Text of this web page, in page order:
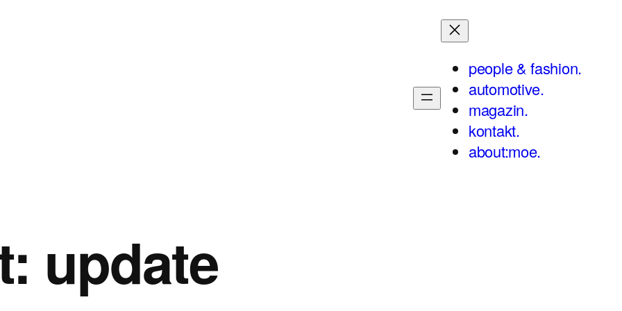
people & fashion.
automotive.
magazin.
kontakt.
about:moe.
update